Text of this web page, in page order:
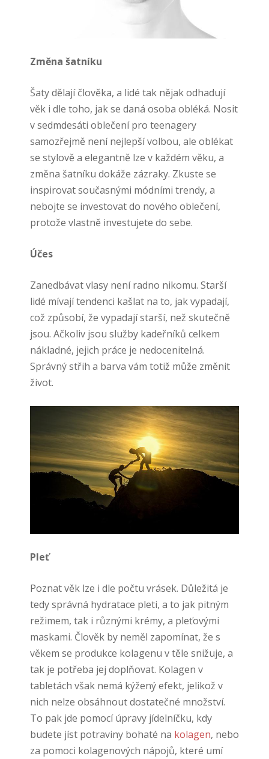
Změna šatníku
Šaty dělají člověka, a lidé tak nějak odhadují
věk i dle toho, jak se daná osoba obléká. Nosit
v sedmdesáti oblečení pro teenagery
samozřejmě není nejlepší volbou, ale oblékat
se stylově a elegantně lze v každém věku, a
změna šatníku dokáže zázraky. Zkuste se
inspirovat současnými módními trendy, a
nebojte se investovat do nového oblečení,
protože vlastně investujete do sebe.
Účes
Zanedbávat vlasy není radno nikomu. Starší
lidé mívají tendenci kašlat na to, jak vypadají,
což způsobí, že vypadají starší, než skutečně
jsou. Ačkoliv jsou služby kadeřníků celkem
nákladné, jejich práce je nedocenitelná.
Správný střih a barva vám totiž může změnit
život.
Pleť
Poznat věk lze i dle počtu vrásek. Důležitá je
tedy správná hydratace pleti, a to jak pitným
režimem, tak i různými krémy, a pleťovými
maskami. Člověk by neměl zapomínat, že s
věkem se produkce kolagenu v těle snižuje, a
tak je potřeba jej doplňovat. Kolagen v
tabletách však nemá kýžený efekt, jelikož v
nich nelze obsáhnout dostatečné množství.
To pak jde pomocí úpravy jídelníčku, kdy
budete jíst potraviny bohaté na kolagen, nebo
za pomoci kolagenových nápojů, které umí